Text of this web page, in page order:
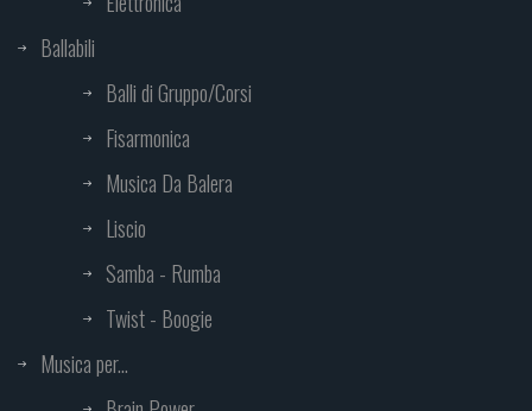
Ballabili
Balli di Gruppo/Corsi
Fisarmonica
Musica Da Balera
Liscio
Samba - Rumba
Twist - Boogie
Musica per...